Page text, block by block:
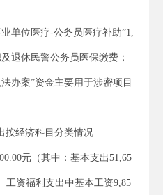
单位医疗-公务员医疗补助”1,
退休民警公务员医保缴费；
办案”资金主要用于涉密项目
按经济科目分类情况
元（其中：基本支出51,65
工资福利支出中基本工资9,85